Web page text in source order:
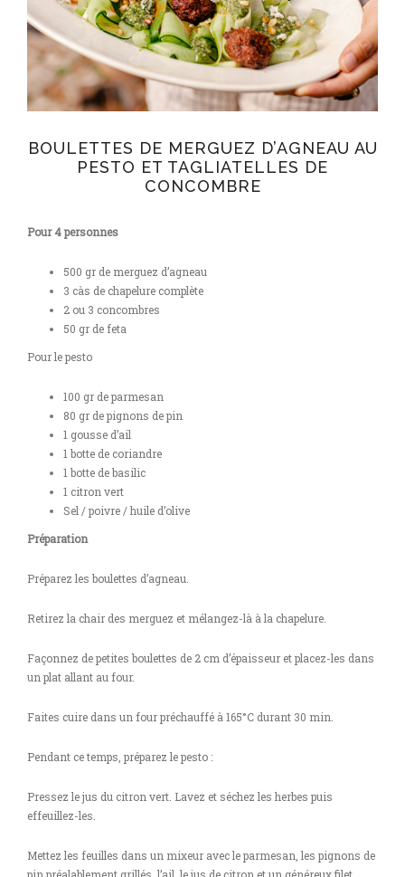
BOULETTES DE MERGUEZ D’AGNEAU AU
PESTO ET TAGLIATELLES DE
CONCOMBRE
Pour 4 personnes
500 gr de merguez d’agneau
3 càs de chapelure complète
2 ou 3 concombres
50 gr de feta
Pour le pesto
100 gr de parmesan
80 gr de pignons de pin
1 gousse d’ail
1 botte de coriandre
1 botte de basilic
1 citron vert
Sel / poivre / huile d’olive
Préparation
Préparez les boulettes d’agneau.
Retirez la chair des merguez et mélangez-là à la chapelure.
Façonnez de petites boulettes de 2 cm d’épaisseur et placez-les dans
un plat allant au four.
Faites cuire dans un four préchauffé à 165°C durant 30 min.
Pendant ce temps, préparez le pesto :
Pressez le jus du citron vert. Lavez et séchez les herbes puis
effeuillez-les.
Mettez les feuilles dans un mixeur avec le parmesan, les pignons de